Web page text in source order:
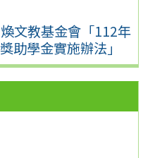
文教基金會「112年
助學金實施辦法」